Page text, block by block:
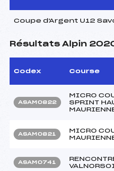
Coupe d'Argent U12
Résultats Alpin
Codex Course
ASAM0822
MICRO
SPRINT
ASAM0821
MICRO
ASAM0741